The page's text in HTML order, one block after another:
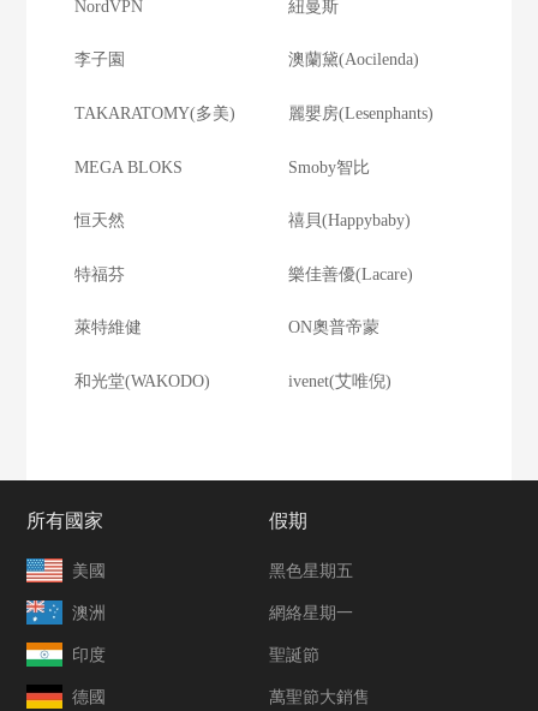
NordVPN 紐曼斯
李子園 澳蘭黛(Aocilenda)
TAKARATOMY(多美) 麗嬰房(Lesenphants)
MEGA BLOKS Smoby智比
恒天然 禧貝(Happybaby)
特福芬 樂佳善優(Lacare)
萊特維健 ON奧普帝蒙
和光堂(WAKODO) ivenet(艾唯倪)
所有國家
美國
澳洲
印度
德國
假期
黑色星期五
網絡星期一
聖誕節
萬聖節大銷售